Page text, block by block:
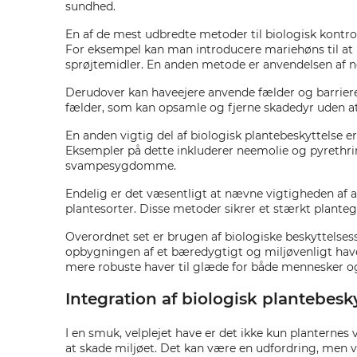
sundhed.
En af de mest udbredte metoder til biologisk
For eksempel kan man introducere mariehøns til
sprøjtemidler. En anden metode er anvendelsen af
Derudover kan haveejere anvende fælder og
fælder, som kan opsamle og fjerne skadedyr uden
En anden vigtig del af biologisk plantebeskyttelse
Eksempler på dette inkluderer neemolie og
svampesygdomme.
Endelig er det væsentligt at nævne vigtigheden af
plantesorter. Disse metoder sikrer et stærkt
Overordnet set er brugen af biologiske
opbygningen af et bæredygtigt og miljøvenligt
mere robuste haver til glæde for både mennesker
Integration af biologisk
I en smuk, velplejet have er det ikke kun
at skade miljøet. Det kan være en udfordring, men